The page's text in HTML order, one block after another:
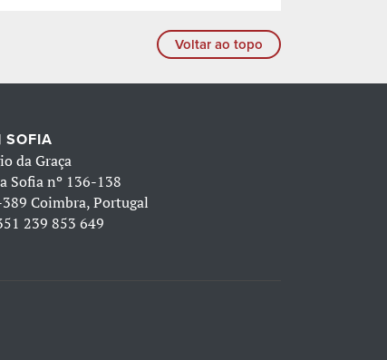
Voltar ao topo
SOFIA
da Graça
Sofia nº 136-138
Coimbra, Portugal
239 853 649